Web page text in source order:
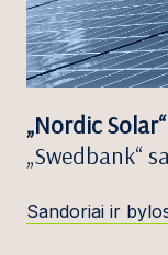
„Nordic Solar“
„Swedbank“
Sandoriai ir